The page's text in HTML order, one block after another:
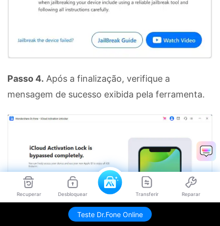
Recuperar Desbloquear Transferir Reparar
Teste Dr.Fone Online
Passo 4. Após a finalização, verifique a
mensagem de sucesso exibida pela ferramenta.